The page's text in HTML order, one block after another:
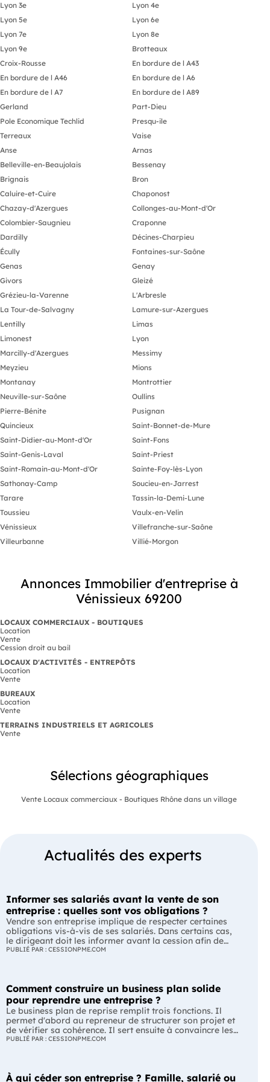
Lyon 3e
Lyon 4e
Lyon 5e
Lyon 6e
Lyon 7e
Lyon 8e
Lyon 9e
Brotteaux
Croix-Rousse
En bordure de l A43
En bordure de l A46
En bordure de l A6
En bordure de l A7
En bordure de l A89
Gerland
Part-Dieu
Pole Economique Techlid
Presqu-ile
Terreaux
Vaise
Anse
Arnas
Belleville-en-Beaujolais
Bessenay
Brignais
Bron
Caluire-et-Cuire
Chaponost
Chazay-d'Azergues
Collonges-au-Mont-d'Or
Colombier-Saugnieu
Craponne
Dardilly
Décines-Charpieu
Écully
Fontaines-sur-Saône
Genas
Genay
Givors
Gleizé
Grézieu-la-Varenne
L'Arbresle
La Tour-de-Salvagny
Lamure-sur-Azergues
Lentilly
Limas
Limonest
Lyon
Marcilly-d'Azergues
Messimy
Meyzieu
Mions
Montanay
Montrottier
Neuville-sur-Saône
Oullins
Pierre-Bénite
Pusignan
Quincieux
Saint-Bonnet-de-Mure
Saint-Didier-au-Mont-d'Or
Saint-Fons
Saint-Genis-Laval
Saint-Priest
Saint-Romain-au-Mont-d'Or
Sainte-Foy-lès-Lyon
Sathonay-Camp
Soucieu-en-Jarrest
Tarare
Tassin-la-Demi-Lune
Toussieu
Vaulx-en-Velin
Vénissieux
Villefranche-sur-Saône
Villeurbanne
Villié-Morgon
Annonces Immobilier d'entreprise à
Vénissieux 69200
LOCAUX COMMERCIAUX - BOUTIQUES
Location
Vente
Cession droit au bail
LOCAUX D'ACTIVITÉS - ENTREPÔTS
Location
Vente
BUREAUX
Location
Vente
TERRAINS INDUSTRIELS ET AGRICOLES
Vente
Sélections géographiques
Vente Locaux commerciaux - Boutiques Rhône dans un village
Actualités des experts
Informer ses salariés avant la vente de son
entreprise : quelles sont vos obligations ?
Vendre son entreprise implique de respecter certaines
obligations vis-à-vis de ses salariés. Dans certains cas,
le dirigeant doit les informer avant la cession afin de
leur permettre, s'ils le souhaitent, de présenter une offre
L'essentiel Les entreprises de moins de 250 salariés sont
soumises, dans certains cas, à une obligation
d'information préalable des salariés. Cette obligation
concerne la vente d'un fonds de commerce ou la cession
de la majorité des titres d'une société. Le délai
d'information varie selon la taille de l'entreprise. Les
L'obligation d'information concerne uniquement
PUBLIÉ PAR : CESSIONPME.COM
Comment construire un business plan solide
pour reprendre une entreprise ?
Le business plan de reprise remplit trois fonctions. Il
permet d'abord au repreneur de structurer son projet et
de vérifier sa cohérence. Il sert ensuite à convaincre les
banques et les partenaires financiers de l'accompagner.
consiste pas à reprendre les anciens comptes de
PUBLIÉ PAR : CESSIONPME.COM
À qui céder son entreprise ? Famille, salarié ou